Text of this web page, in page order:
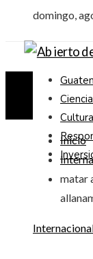
domingo,
Inicio
matar